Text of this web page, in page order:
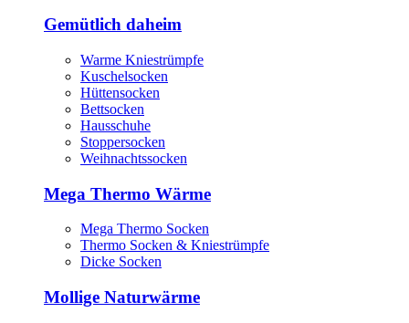
Gemütlich daheim
Warme Kniestrümpfe
Kuschelsocken
Hüttensocken
Bettsocken
Hausschuhe
Stoppersocken
Weihnachtssocken
Mega Thermo Wärme
Mega Thermo Socken
Thermo Socken & Kniestrümpfe
Dicke Socken
Mollige Naturwärme